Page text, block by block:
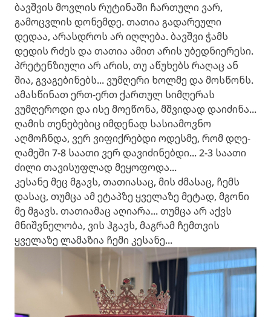
ბავშვის მოვლის რუტინაში ჩართული ვარ,
გამოცვლის დონემდე. თათია გადარეული
დედაა, არასდროს არ იღლება. ბავშვი ჭამს
დედის რძეს და თათია ამით არის უბედნიერესი.
პრეტენზიული არ არის, თუ აწუხებს რაღაც ან
შია, გვაგებინებს... ვუმღერი ხოლმე და მოსწონს.
ამასწინათ ერთ-ერთ ქართულ სიმღერას
ვუმღეროდი და ისე მოეწონა, მშვიდად დაიძინა...
ღამის თენებებიც იმდენად სასიამოვნო
აღმოჩნდა, ვერ ვიფიქრებდი ოდესმე, რომ დღე-
ღამეში 7-8 საათი ვერ დავიძინებდი... 2-3 საათი
ძილი თავისუფლად მეყოფოდა...
კესანე მეც მგავს, თათიასაც, მის ძმასაც, ჩემს
დასაც, თუმცა ამ ეტაპზე ყველაზე მეტად, მგონი
მე მგავს. თათიამაც აღიარა... თუმცა არ აქვს
მნიშვნელობა, ვის ჰგავს, მაგრამ ჩემთვის
ყველაზე ლამაზია ჩემი კესანე...